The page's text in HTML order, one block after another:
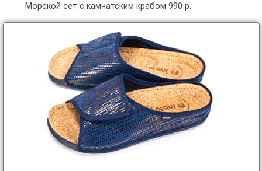
Морской сет с камчатским крабом 990 р.